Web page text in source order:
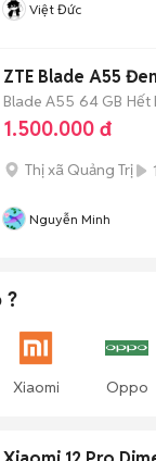
Việt Đức
ZTE Blade A55 Đen
Blade A55 64 GB Hết
1.500.000 đ
Thị xã Quảng Trị
Nguyễn Minh
?
Xiaomi Oppo